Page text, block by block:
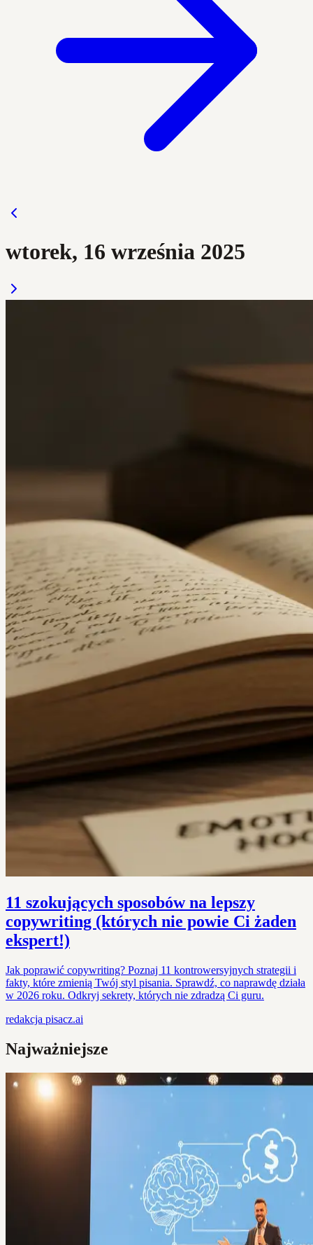
wtorek, 16 września 2025
11 szokujących sposobów na lepszy
copywriting (których nie powie Ci żaden
ekspert!)
Jak poprawić copywriting? Poznaj 11 kontrowersyjnych strategii i
fakty, które zmienią Twój styl pisania. Sprawdź, co naprawdę działa
w 2026 roku. Odkryj sekrety, których nie zdradzą Ci guru.
redakcja pisacz.ai
Najważniejsze